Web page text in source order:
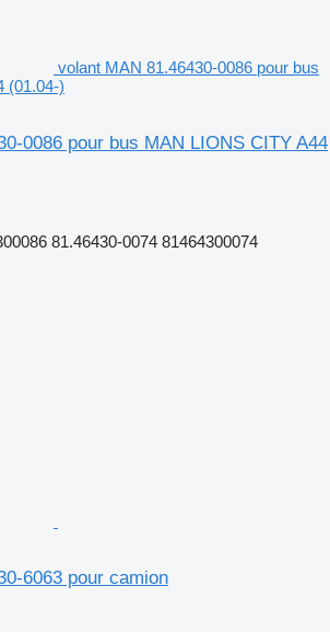
volant MAN 81.46430-0086 pour bus
(01.04-)
0086 pour bus MAN LIONS CITY A44
81.46430-0074 81464300074
6063 pour camion